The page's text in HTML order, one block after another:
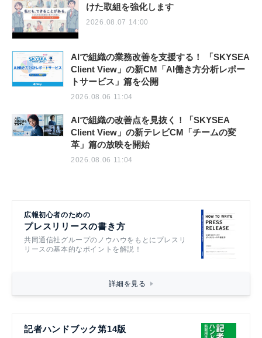
けた取組を強化します
2026.08.07 14:00
AIで組織の業務改善を支援する！ 「SKYSEA
Client View」の新CM「AI働き方分析レポー
トサービス」篇を公開
2026.08.06 11:04
AIで組織の改善点を見抜く！「SKYSEA
Client View」の新テレビCM「チームの変
革」篇の放映を開始
2026.08.06 11:04
広報初心者のための
プレスリリースの書き方
共同通信社グループのノウハウをもとにプレスリ
リースの基本的なポイントを解説！
詳細を見る
記者ハンドブック第14版